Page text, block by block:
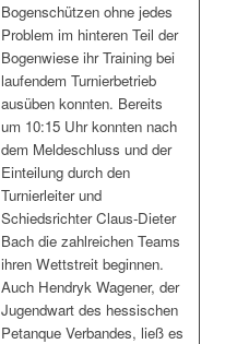
Bogenschützen ohne jedes
Problem im hinteren Teil der
Bogenwiese ihr Training bei
laufendem Turnierbetrieb
ausüben konnten. Bereits
um 10:15 Uhr konnten nach
dem Meldeschluss und der
Einteilung durch den
Turnierleiter und
Schiedsrichter Claus-Dieter
Bach die zahlreichen Teams
ihren Wettstreit beginnen.
Auch Hendryk Wagener, der
Jugendwart des hessischen
Petanque Verbandes, ließ es